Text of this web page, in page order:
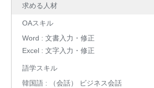
求める人材
OAスキル
Word : 文書入力・修正
Excel : 文字入力・修正
語学スキル
韓国語 : （会話） ビジネス会話